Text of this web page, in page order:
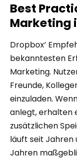
Best
Marketing
Dropbox’
bekanntesten
Marketing.
Freunde,
einzuladen.
anlegt, erhalten
zusätzlichen
läuft seit Jahren
Jahren